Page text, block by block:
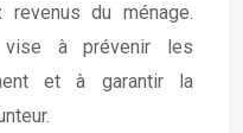
revenus du ménage.
vise à prévenir les
et à garantir la